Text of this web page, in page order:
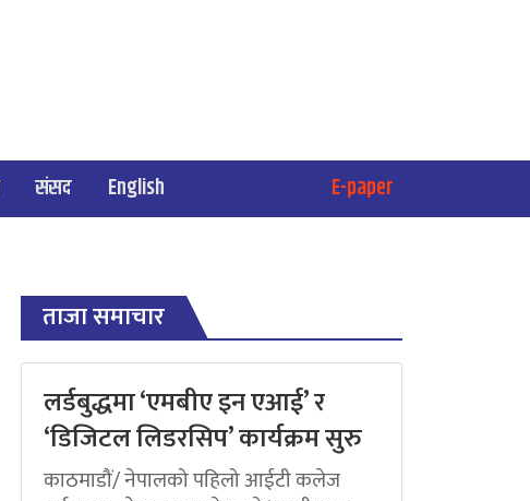
संसद English E-paper
ताजा समाचार
लर्डबुद्धमा ‘एमबीए इन एआई’ र
‘डिजिटल लिडरसिप’ कार्यक्रम सुरु
काठमाडौं/ नेपालको पहिलो आईटी कलेज